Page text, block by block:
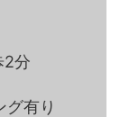
2分
グ有り